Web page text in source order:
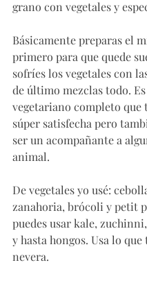
grano con vegetales y
Básicamente preparas el
primero para que quede
sofríes los vegetales con
de último mezclas todo.
vegetariano completo que
súper satisfecha pero
ser un acompañante a
animal.
De vegetales yo usé:
zanahoria, brócoli y petit
puedes usar kale,
y hasta hongos. Usa lo que
nevera.